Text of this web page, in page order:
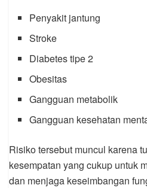
Penyakit jantung
Stroke
Diabetes tipe 2
Obesitas
Gangguan metabolik
Gangguan kesehatan
Risiko tersebut muncul karena
kesempatan yang cukup untuk
dan menjaga keseimbangan